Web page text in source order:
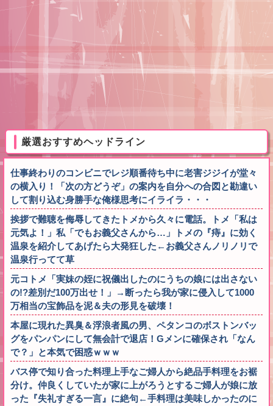
厳選おすすめヘッドライン
仕事終わりのコンビニでレジ順番待ち中に老害ジジイが堂々
の横入り！「次の方どうぞ」の案内を自分への合図と勘違い
して割り込む身勝手な俺様思考にイライラ・・・
挨拶で難聴を侮辱してきたトメから久々に電話。トメ「私は
元気よ！」私「でもお義父さんから…」トメの『痔』に効く
温泉を紹介してあげたら大発狂した←お義父さんノリノリで
温泉行ってて草
元コトメ「実妹の姪に祝儀出したのにうちの娘には出さない
の!?差別だ100万出せ！」→断ったら我が家に侵入して1000
万相当の宝飾品を泥＆夫の形見を破壊！
本屋に現れた異臭＆浮浪者風の男、ペタンコのボストンバッ
グをパンパンにして無会計で退店！Gメンに確保され「なん
で？」と本気で困惑ｗｗｗ
バス停で知り合った料理上手なご婦人から絶品手料理をお裾
分け。仲良くしていたが家に上がろうとするご婦人が娘に放
った『失礼すぎる一言』に絶句←手料理は美味しかったのに